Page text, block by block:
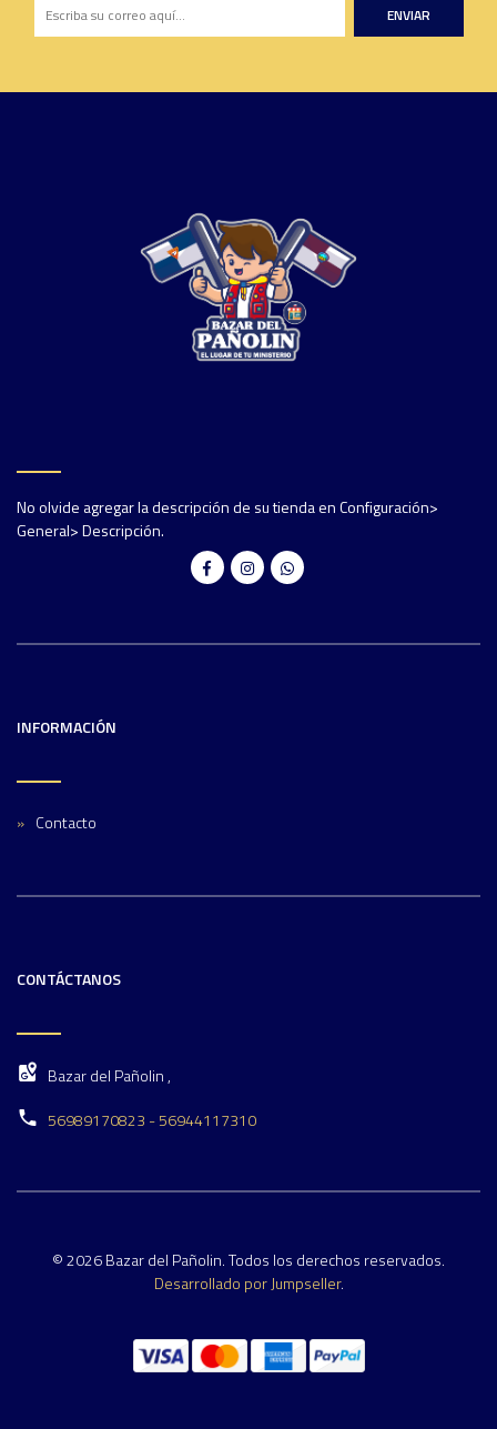
ENVIAR
No olvide agregar la descripción de su tienda en Configuración>
General> Descripción.
INFORMACIÓN
Contacto
CONTÁCTANOS
Bazar del Pañolin ,
56989170823 - 56944117310
© 2026 Bazar del Pañolin. Todos los derechos reservados.
Desarrollado por Jumpseller.